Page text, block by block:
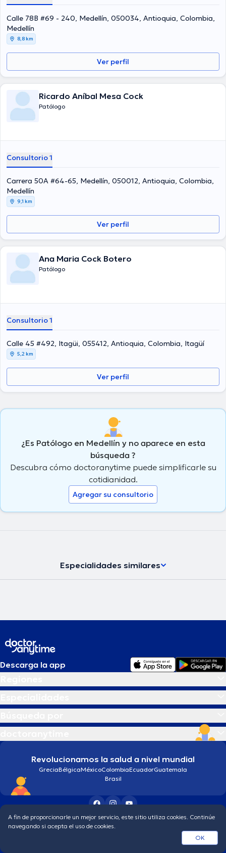
Calle 78B #69 - 240, Medellín, 050034, Antioquia, Colombia,
Medellín
8,8 km
Ver perfil
Ricardo Aníbal Mesa Cock
Patólogo
Consultorio 1
Carrera 50A #64-65, Medellín, 050012, Antioquia, Colombia,
Medellín
9,1 km
Ver perfil
Ana Maria Cock Botero
Patólogo
Consultorio 1
Calle 45 #492, Itagüi, 055412, Antioquia, Colombia, Itagüí
5,2 km
Ver perfil
¿Es Patólogo en Medellín y no aparece en esta
búsqueda ?
Descubra cómo doctoranytime puede simplificarle su
cotidianidad.
Agregar su consultorio
Especialidades similares
Descarga la app
Revolucionamos la salud a nivel mundial
GreciaBélgicaMéxicoColombiaEcuadorGuatemala
Brasil
Condiciones generales
Política de protección de los datos personales
A fin de proporcionarle un mejor servicio, este sitio utiliza cookies. Continúe
navegando si acepta el uso de cookies.
OK